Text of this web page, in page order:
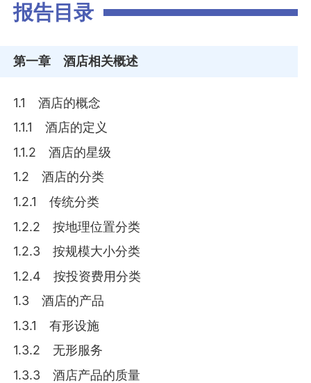
报告目录
第一章 酒店相关概述
1.1 酒店的概念
1.1.1 酒店的定义
1.1.2 酒店的星级
1.2 酒店的分类
1.2.1 传统分类
1.2.2 按地理位置分类
1.2.3 按规模大小分类
1.2.4 按投资费用分类
1.3 酒店的产品
1.3.1 有形设施
1.3.2 无形服务
1.3.3 酒店产品的质量